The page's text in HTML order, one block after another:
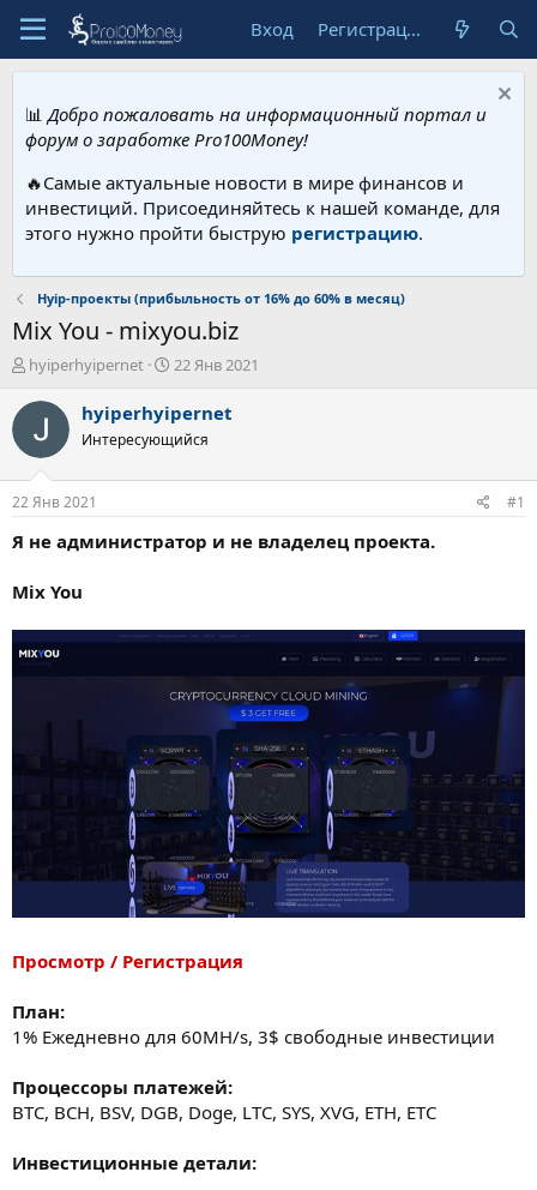
Вход Регистрация
📊 Добро пожаловать на информационный портал и
форум о заработке Pro100Money!
🔥Самые актуальные новости в мире финансов и
инвестиций. Присоединяйтесь к нашей команде, для
этого нужно пройти быструю регистрацию.
Hyip-проекты (прибыльность от 16% до 60% в месяц)
Mix You - mixyou.biz
А
т
о
р
е
м
ы
hyiperhyipernet
Д
т
а
н
л
22 Янв 2021
hyiperhyipernet
Интересующийся
22 Янв 2021 #1
Я не администратор и не владелец проекта.
Mix You
Просмотр / Регистрация
План:
1% Ежедневно для 60MH/s, 3$ свободные инвестиции
Процессоры платежей:
BTC, BCH, BSV, DGB, Doge, LTC, SYS, XVG, ETH, ETC
Инвестиционные детали: